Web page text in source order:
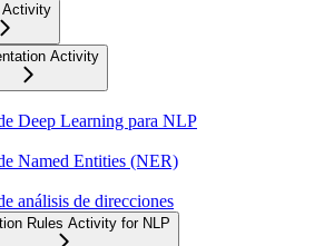
Activity
Activity
Deep Learning para NLP
Named Entities (NER)
análisis de direcciones
Rules Activity for NLP